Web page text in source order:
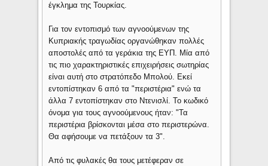
έγκλημα της Τουρκίας.
Για τον εντοπισμό των αγνοούμενων της
Κυπριακής τραγωδίας οργανώθηκαν πολλές
αποστολές από τα γεράκια της ΕΥΠ. Μία από
τις πιο χαρακτηριστικές επιχειρήσεις σωτηρίας
είναι αυτή στο στρατόπεδο Μπολού. Εκεί
εντοπίστηκαν 6 από τα "περιστέρια" ενώ τα
άλλα 7 εντοπίστηκαν στο Ντενισλί. Το κωδικό
όνομα για τους αγνοούμενους ήταν: "Τα
περιστέρια βρίσκονται μέσα στο περιστερώνα.
Θα αφήσουμε να πετάξουν τα 3".
Από τις φυλακές θα τους μετέφεραν σε